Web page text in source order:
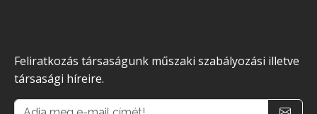
Feliratkozás társaságunk műszaki szabályozási illetve
társasági híreire.